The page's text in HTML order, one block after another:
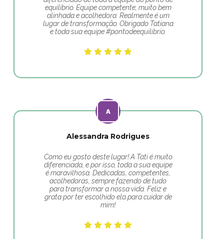
equilíbrio. Equipe competente, muito bem
alinhada e acolhedora. Realmente é um
lugar de transformação. Obrigado Tatiana
e toda sua equipe #pontodeequilibrio.
Alessandra Rodrigues
Como eu gosto deste lugar! A Tati é muito
diferenciada, e por isso, toda a sua equipe
é maravilhosa. Dedicadas, competentes,
acolhedoras, sempre fazendo de tudo
para transformar a nossa vida. Feliz e
grata por ter escolhido ela para cuidar de
mim!